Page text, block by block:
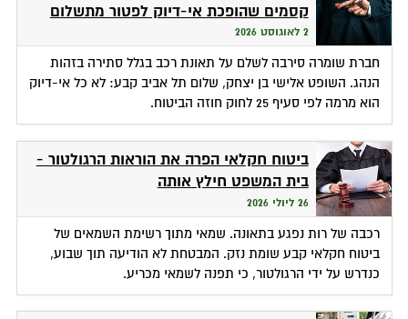
קסמים שהופכת אי-דיוק לפטור מתשלום
2 לאוגוסט 2026
חברת שומרה סירבה לשלם על תאונת רכב בגלל סתירה בזהות
הנהג. השופט אלישי בן יצחק, שלום תל אביב קבע: לא כל אי-דיוק
הוא מרמה לפי סעיף 25 לחוק חוזה הביטוח.
ביטוח חקלאי הפרה את הוראות הרגולטור -
בית המשפט חילץ אותה
26 ליולי 2026
רכבה של רות נפגע בתאונה. שמאי מתוך רשימת השמאים של
ביטוח חקלאי קבע שומת נזק. המבטחת לא הודיעה תוך שבוע,
כנדרש על ידי הרגולטור, כי תפנה לשמאי מכריע.